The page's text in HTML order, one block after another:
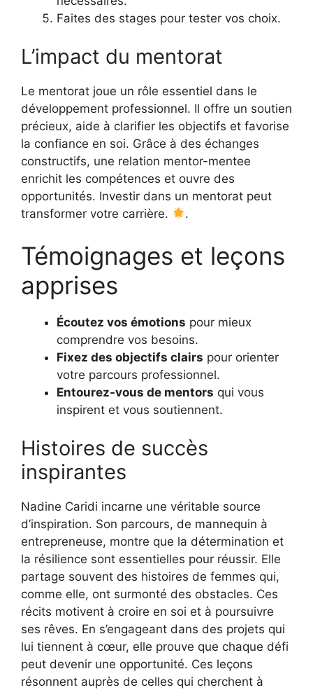
Faites des stages pour tester vos choix.
L’impact du mentorat
Le mentorat joue un rôle essentiel dans le
développement professionnel. Il offre un soutien
précieux, aide à clarifier les objectifs et favorise
la confiance en soi. Grâce à des échanges
constructifs, une relation mentor-mentee
enrichit les compétences et ouvre des
opportunités. Investir dans un mentorat peut
transformer votre carrière.
.
Témoignages et leçons
apprises
Écoutez vos émotions pour mieux
comprendre vos besoins.
Fixez des objectifs clairs pour orienter
votre parcours professionnel.
Entourez-vous de mentors qui vous
inspirent et vous soutiennent.
Histoires de succès
inspirantes
Nadine Caridi incarne une véritable source
d’inspiration. Son parcours, de mannequin à
entrepreneuse, montre que la détermination et
la résilience sont essentielles pour réussir. Elle
partage souvent des histoires de femmes qui,
comme elle, ont surmonté des obstacles. Ces
récits motivent à croire en soi et à poursuivre
ses rêves. En s’engageant dans des projets qui
lui tiennent à cœur, elle prouve que chaque défi
peut devenir une opportunité. Ces leçons
résonnent auprès de celles qui cherchent à